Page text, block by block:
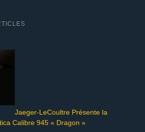
Jaeger-LeCoultre Présente la
Calibre 945 « Dragon »